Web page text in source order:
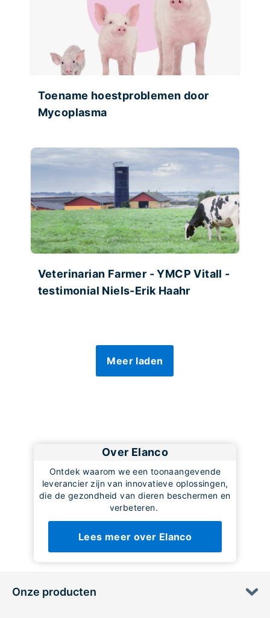
Toename hoestproblemen door
Mycoplasma
Veterinarian Farmer - YMCP Vitall -
testimonial Niels-Erik Haahr
Meer laden
Over Elanco
Ontdek waarom we een toonaangevende
leverancier zijn van innovatieve oplossingen,
die de gezondheid van dieren beschermen en
verbeteren.
Lees meer over Elanco
Onze producten